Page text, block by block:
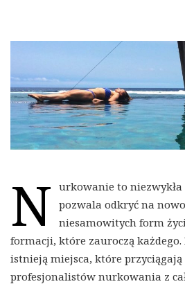
N urkowanie to
pozwala odkryć na
niesamowitych form
formacji, które zauroczą każdego.
istnieją miejsca, które
profesjonalistów nurkowania z